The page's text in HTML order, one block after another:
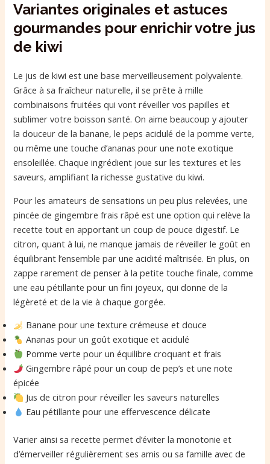
Variantes originales et astuces
gourmandes pour enrichir votre jus
de kiwi
Le jus de kiwi est une base merveilleusement polyvalente.
Grâce à sa fraîcheur naturelle, il se prête à mille
combinaisons fruitées qui vont réveiller vos papilles et
sublimer votre boisson santé. On aime beaucoup y ajouter
la douceur de la banane, le peps acidulé de la pomme verte,
ou même une touche d’ananas pour une note exotique
ensoleillée. Chaque ingrédient joue sur les textures et les
saveurs, amplifiant la richesse gustative du kiwi.
Pour les amateurs de sensations un peu plus relevées, une
pincée de gingembre frais râpé est une option qui relève la
recette tout en apportant un coup de pouce digestif. Le
citron, quant à lui, ne manque jamais de réveiller le goût en
équilibrant l’ensemble par une acidité maîtrisée. En plus, on
zappe rarement de penser à la petite touche finale, comme
une eau pétillante pour un fini joyeux, qui donne de la
légèreté et de la vie à chaque gorgée.
Banane pour une texture crémeuse et douce
Ananas pour un goût exotique et acidulé
Pomme verte pour un équilibre croquant et frais
Gingembre râpé pour un coup de pep’s et une note
épicée
Jus de citron pour réveiller les saveurs naturelles
Eau pétillante pour une effervescence délicate
Varier ainsi sa recette permet d’éviter la monotonie et
d’émerveiller régulièrement ses amis ou sa famille avec de